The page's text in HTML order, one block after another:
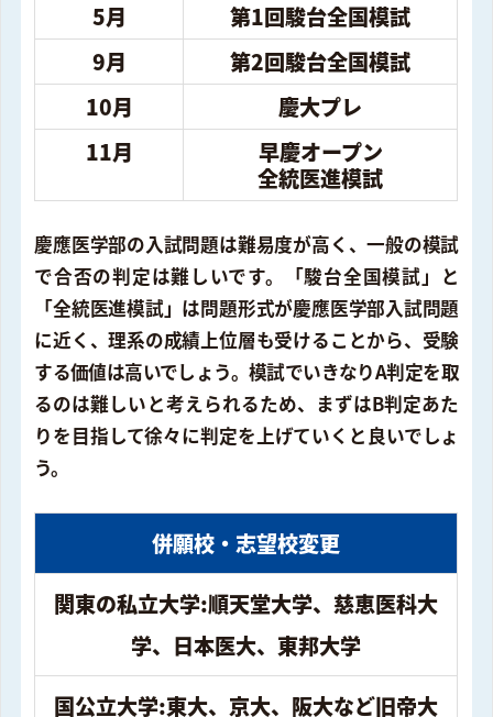
5月
第1回駿台全国模試
9月
第2回駿台全国模試
10月
慶大プレ
11月
早慶オープン
全統医進模試
慶應医学部の入試問題は難易度が高く、一般の模試
で合否の判定は難しいです。「駿台全国模試」と
「全統医進模試」は問題形式が慶應医学部入試問題
に近く、理系の成績上位層も受けることから、受験
する価値は高いでしょう。模試でいきなりA判定を取
るのは難しいと考えられるため、まずはB判定あた
りを目指して徐々に判定を上げていくと良いでしょ
う。
併願校・志望校変更
関東の私立大学:順天堂大学、慈恵医科大
学、日本医大、東邦大学
国公立大学:東大、京大、阪大など旧帝大